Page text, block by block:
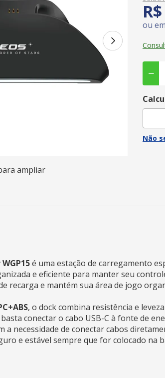
ampliar
R$
ou
Não
é uma estação de carregamento
e eficiente para manter seu
recarga e mantém sua área de jogo
, o dock combina resistência e
conectar o cabo USB-C à fonte de
a necessidade de conectar cabos
e estável sempre que for colocado na